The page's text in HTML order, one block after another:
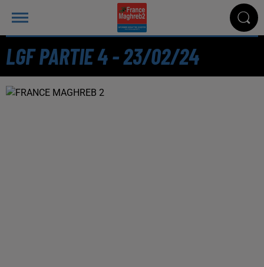
LGF PARTIE 4 - 23/02/24